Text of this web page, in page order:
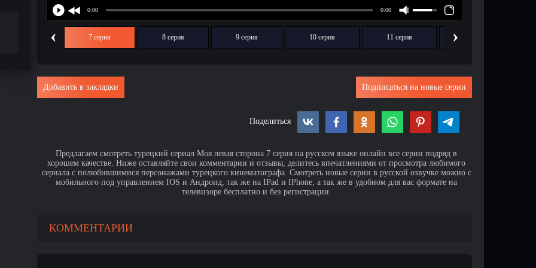
‹ 7 серия 8 серия 9 серия 10 серия 11 серия ›
Подписаться на новые серии
Добавить в закладки
Поделиться
Предлагаем смотреть турецкий сериал Моя левая сторона 7 серия на русском языке онлайн все серии подряд в
хорошем качестве. Ниже оставляйте свои комментарии и отзывы, делитесь впечатлениями от просмотра любимого
сериала с полюбившимися персонажами турецкого кинематографа. Смотреть новые серии в русской озвучке можно с
мобильного под управлением IOS и Андроид, так же на IPad и IPhone, а так же в удобном для вас формате на
телевизоре бесплатно и без регистрации.
КОММЕНТАРИИ